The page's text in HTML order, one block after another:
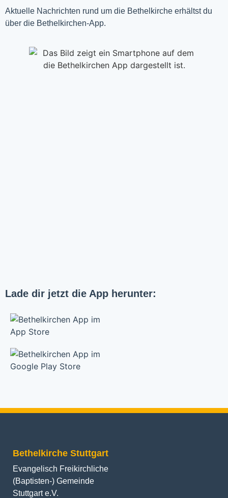
Aktuelle Nachrichten rund um die Bethelkirche erhältst du
über die Bethelkirchen-App.
Lade dir jetzt die App herunter:
Bethelkirche Stuttgart
Evangelisch Freikirchliche
(Baptisten-) Gemeinde
Stuttgart e.V.